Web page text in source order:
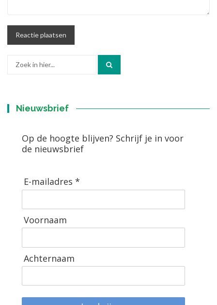
Nieuwsbrief
Op de hoogte blijven? Schrijf je in voor
de nieuwsbrief
E-mailadres *
Voornaam
Achternaam